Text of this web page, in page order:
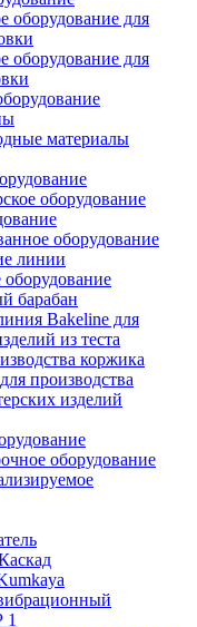
оборудование для
оборудование для
материалы
оборудование
оборудование
линии
барабан
Bakeline для
из теста
коржика
производства
изделий
оборудование
1